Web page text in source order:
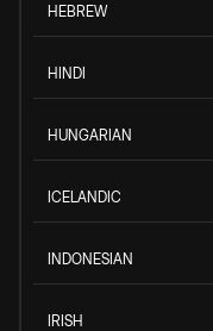
HEBREW
HINDI
HUNGARIAN
ICELANDIC
INDONESIAN
IRISH